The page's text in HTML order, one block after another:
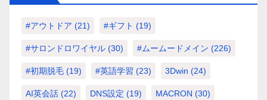
#アウトドア (21) #ギフト (19)
#サロンドロワイヤル (30) #ムームードメイン (226)
#初期脱毛 (19) #英語学習 (23) 3Dwin (24)
AI英会話 (22) DNS設定 (19) MACRON (30)